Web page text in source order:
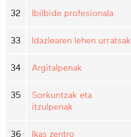
32 Ibilbide profesionala
33 Idazlearen lehen urratsak
34 Argitalpenak
35
Sorkuntzak eta
itzulpenak
36
Ikas zentro